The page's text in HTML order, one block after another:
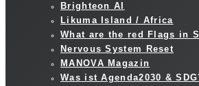
Brighteon AI
Likuma Island / Africa
What are the red Flags in
Nervous System Reset
MANOVA Magazin
Was ist Agenda2030 &